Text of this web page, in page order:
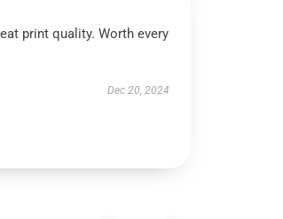
print quality. Worth every
Dec 20, 2024